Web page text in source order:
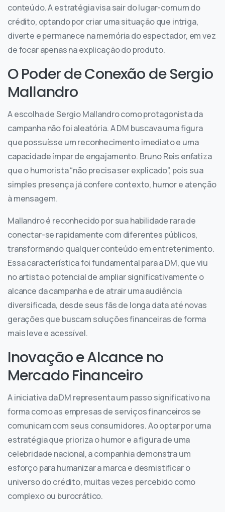
conteúdo. A estratégia visa sair do lugar-comum do
crédito, optando por criar uma situação que intriga,
diverte e permanece na memória do espectador, em vez
de focar apenas na explicação do produto.
O Poder de Conexão de Sergio
Mallandro
A escolha de Sergio Mallandro como protagonista da
campanha não foi aleatória. A DM buscava uma figura
que possuísse um reconhecimento imediato e uma
capacidade ímpar de engajamento. Bruno Reis enfatiza
que o humorista “não precisa ser explicado”, pois sua
simples presença já confere contexto, humor e atenção
à mensagem.
Mallandro é reconhecido por sua habilidade rara de
conectar-se rapidamente com diferentes públicos,
transformando qualquer conteúdo em entretenimento.
Essa característica foi fundamental para a DM, que viu
no artista o potencial de ampliar significativamente o
alcance da campanha e de atrair uma audiência
diversificada, desde seus fãs de longa data até novas
gerações que buscam soluções financeiras de forma
mais leve e acessível.
Inovação e Alcance no
Mercado Financeiro
A iniciativa da DM representa um passo significativo na
forma como as empresas de serviços financeiros se
comunicam com seus consumidores. Ao optar por uma
estratégia que prioriza o humor e a figura de uma
celebridade nacional, a companhia demonstra um
esforço para humanizar a marca e desmistificar o
universo do crédito, muitas vezes percebido como
complexo ou burocrático.